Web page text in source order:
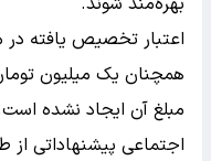
اعتبار تخصیص یافته در
همچنان یک میلیون
مبلغ آن ایجاد نشده
اجتماعی پیشنهاداتی